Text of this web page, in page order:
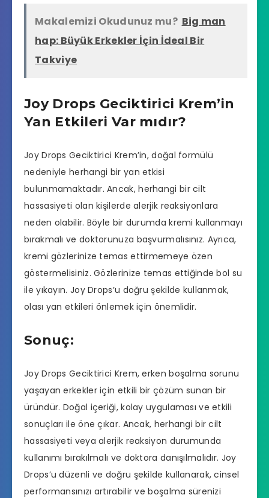
Makalemizi Okudunuz mu? Big man
hap: Büyük Erkekler İçin İdeal Bir
Takviye
Joy Drops Geciktirici Krem’in
Yan Etkileri Var mıdır?
Joy Drops Geciktirici Krem’in, doğal formülü
nedeniyle herhangi bir yan etkisi
bulunmamaktadır. Ancak, herhangi bir cilt
hassasiyeti olan kişilerde alerjik reaksiyonlara
neden olabilir. Böyle bir durumda kremi kullanmayı
bırakmalı ve doktorunuza başvurmalısınız. Ayrıca,
kremi gözlerinize temas ettirmemeye özen
göstermelisiniz. Gözlerinize temas ettiğinde bol su
ile yıkayın. Joy Drops’u doğru şekilde kullanmak,
olası yan etkileri önlemek için önemlidir.
Sonuç:
Joy Drops Geciktirici Krem, erken boşalma sorunu
yaşayan erkekler için etkili bir çözüm sunan bir
üründür. Doğal içeriği, kolay uygulaması ve etkili
sonuçları ile öne çıkar. Ancak, herhangi bir cilt
hassasiyeti veya alerjik reaksiyon durumunda
kullanımı bırakılmalı ve doktora danışılmalıdır. Joy
Drops’u düzenli ve doğru şekilde kullanarak, cinsel
performansınızı artırabilir ve boşalma sürenizi